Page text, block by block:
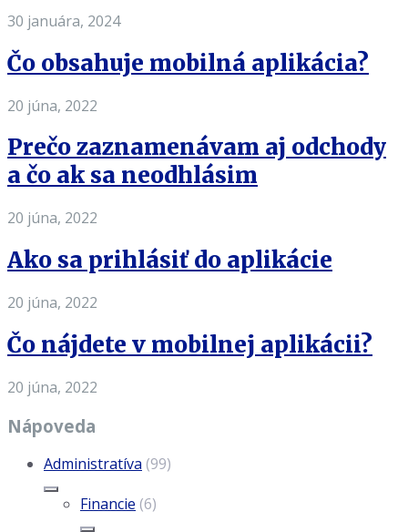
30 januára, 2024
Čo obsahuje mobilná aplikácia?
20 júna, 2022
Prečo zaznamenávam aj odchody
a čo ak sa neodhlásim
20 júna, 2022
Ako sa prihlásiť do aplikácie
20 júna, 2022
Čo nájdete v mobilnej aplikácii?
20 júna, 2022
Nápoveda
Administratíva (99)
Financie (6)